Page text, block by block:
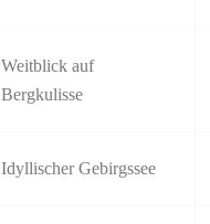
Weitblick auf
Bergkulisse
Idyllischer Gebirgssee